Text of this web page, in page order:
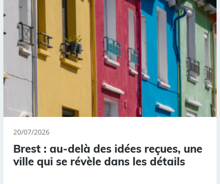
20/07/2026
Brest : au-delà des idées reçues, une
ville qui se révèle dans les détails